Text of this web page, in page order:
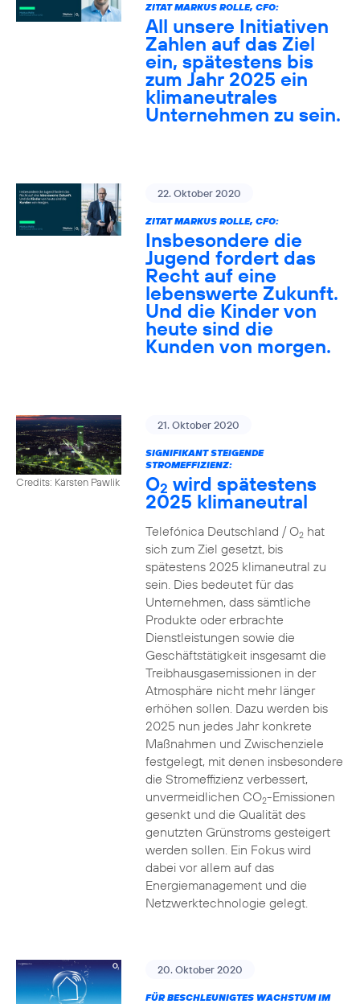
ZITAT MARKUS ROLLE, CFO:
All unsere Initiativen
Zahlen auf das Ziel
ein, spätestens bis
zum Jahr 2025 ein
klimaneutrales
Unternehmen zu sein.
22. Oktober 2020
ZITAT MARKUS ROLLE, CFO:
Insbesondere die
Jugend fordert das
Recht auf eine
lebenswerte Zukunft.
Und die Kinder von
heute sind die
Kunden von morgen.
Credits: Karsten Pawlik
21. Oktober 2020
SIGNIFIKANT STEIGENDE
STROMEFFIZIENZ:
O2 wird spätestens
2025 klimaneutral
Telefónica Deutschland / O2hat
sich zum Ziel gesetzt, bis
spätestens 2025 klimaneutral zu
sein. Dies bedeutet für das
Unternehmen, dass sämtliche
Produkte oder erbrachte
Dienstleistungen sowie die
Geschäftstätigkeit insgesamt die
Treibhausgasemissionen in der
Atmosphäre nicht mehr länger
erhöhen sollen. Dazu werden bis
2025 nun jedes Jahr konkrete
Maßnahmen und Zwischenziele
festgelegt, mit denen insbesondere
die Stromeffizienz verbessert,
unvermeidlichen CO2-Emissionen
gesenkt und die Qualität des
genutzten Grünstroms gesteigert
werden sollen. Ein Fokus wird
dabei vor allem auf das
Energiemanagement und die
Netzwerktechnologie gelegt.
20. Oktober 2020
FÜR BESCHLEUNIGTES WACHSTUM IM